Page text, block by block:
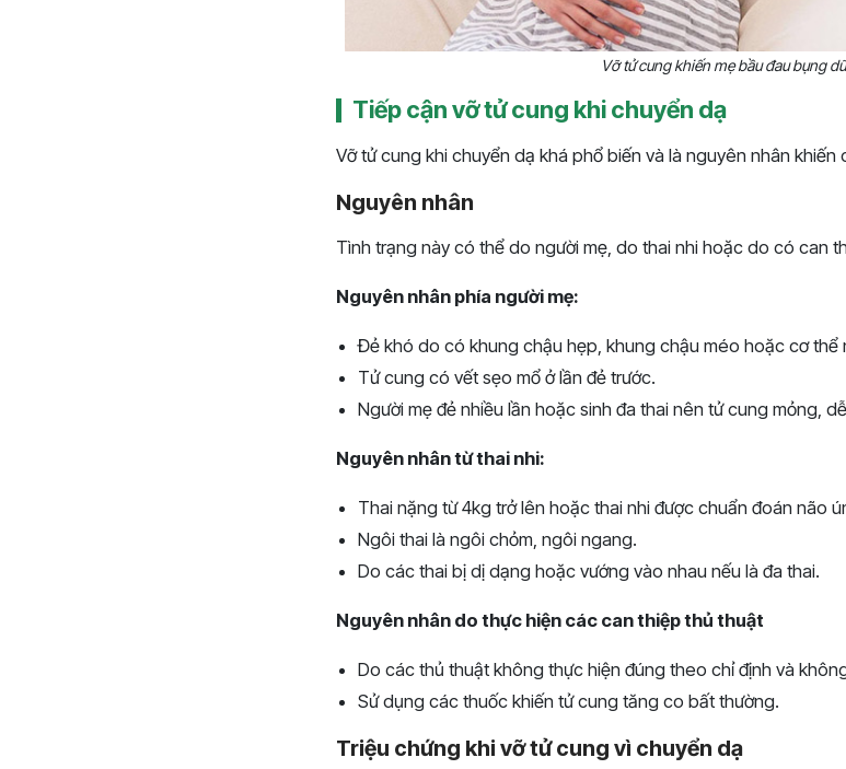
Vỡ tử cung khiến mẹ bầu đau bụng
Tiếp cận vỡ tử cung khi chuyển dạ
Vỡ tử cung khi chuyển dạ khá phổ biến và là nguyên nhân khiến
Nguyên nhân
Tình trạng này có thể do người mẹ, do thai nhi hoặc do có can
Nguyên nhân phía người mẹ:
Đẻ khó do có khung chậu hẹp, khung chậu méo hoặc cơ thể
Tử cung có vết sẹo mổ ở lần đẻ trước.
Người mẹ đẻ nhiều lần hoặc sinh đa thai nên tử cung mỏng,
Nguyên nhân từ thai nhi:
Thai nặng từ 4kg trở lên hoặc thai nhi được chuẩn đoán não
Ngôi thai là ngôi chỏm, ngôi ngang.
Do các thai bị dị dạng hoặc vướng vào nhau nếu là đa thai.
Nguyên nhân do thực hiện các can thiệp thủ thuật
Do các thủ thuật không thực hiện đúng theo chỉ định và
Sử dụng các thuốc khiến tử cung tăng co bất thường.
Triệu chứng khi vỡ tử cung vì chuyển dạ